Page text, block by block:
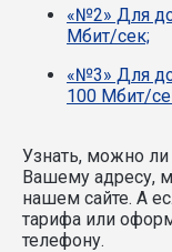
«№2» Для
Мбит/сек;
«№3» Для
100 Мбит/
Узнать, можно
Вашему адресу,
нашем сайте. А
тарифа или
телефону.